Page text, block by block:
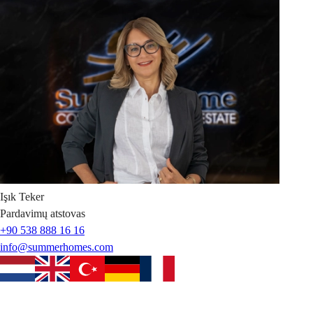
Işık Teker
Pardavimų atstovas
+90 538 888 16 16
info@summerhomes.com